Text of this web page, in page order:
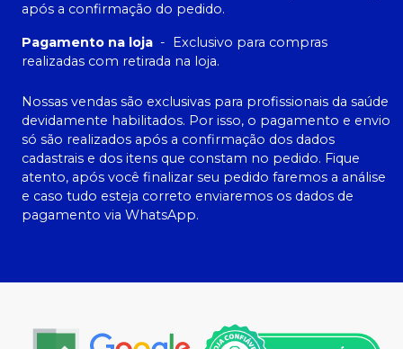
após a confirmação do pedido.
Pagamento na loja - Exclusivo para compras
realizadas com retirada na loja.
Nossas vendas são exclusivas para profissionais da saúde
devidamente habilitados. Por isso, o pagamento e envio
só são realizados após a confirmação dos dados
cadastrais e dos itens que constam no pedido. Fique
atento, após você finalizar seu pedido faremos a análise
e caso tudo esteja correto enviaremos os dados de
pagamento via WhatsApp.